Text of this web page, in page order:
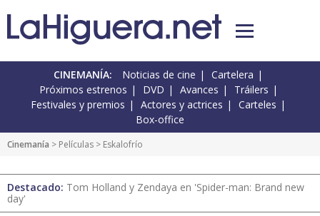
CINEMANÍA: Noticias de cine
Cartelera
Próximos estrenos
DVD Avances
Tráilers
Festivales y premios
Actores y actrices
Carteles
Box-office
Cinemanía > Películas > Eskalofrío
Destacado: Tom Holland y Zendaya en 'Spider-man: Brand new
day'